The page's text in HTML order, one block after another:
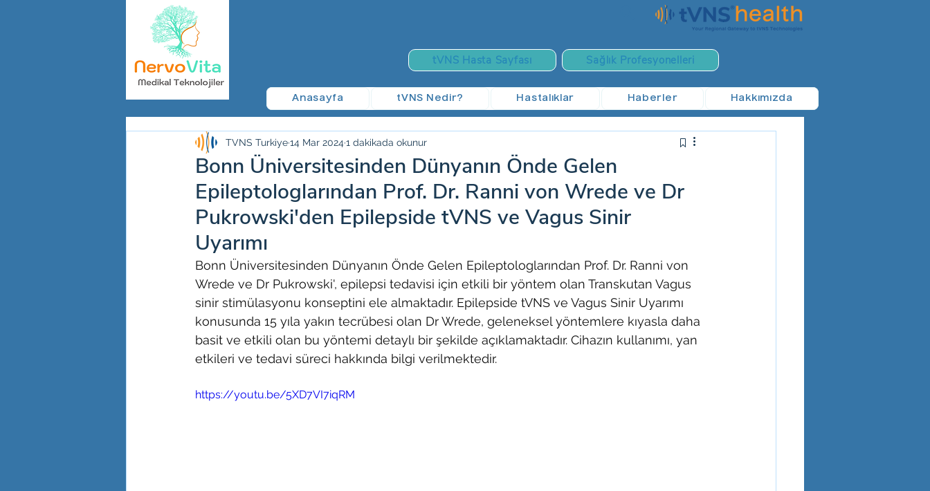
tVNS Hasta Sayfası Sağlık Profesyonelleri
Anasayfa tVNS Nedir? Hastalıklar Haberler Hakkımızda
Bonn Üniversitesinden Dünyanın Önde Gelen
Epileptologlarından Prof. Dr. Ranni von Wrede ve Dr
Pukrowski'den Epilepside tVNS ve Vagus Sinir
Uyarımı
TVNS Turkiye14 Mar 2024 1 dakikada okunur
Bonn Üniversitesinden Dünyanın Önde Gelen Epileptologlarından Prof. Dr. Ranni von
Wrede ve Dr Pukrowski', epilepsi tedavisi için etkili bir yöntem olan Transkutan Vagus
sinir stimülasyonu konseptini ele almaktadır. Epilepside tVNS ve Vagus Sinir Uyarımı
konusunda 15 yıla yakın tecrübesi olan Dr Wrede, geleneksel yöntemlere kıyasla daha
basit ve etkili olan bu yöntemi detaylı bir şekilde açıklamaktadır. Cihazın kullanımı, yan
etkileri ve tedavi süreci hakkında bilgi verilmektedir.
https://youtu.be/5XD7VI7iqRM